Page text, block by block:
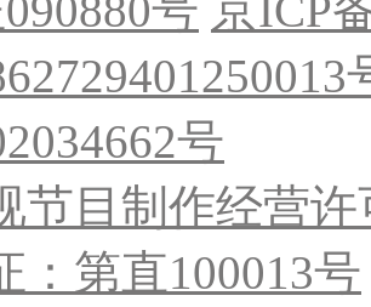
号
节目制作经营
：第直100013号